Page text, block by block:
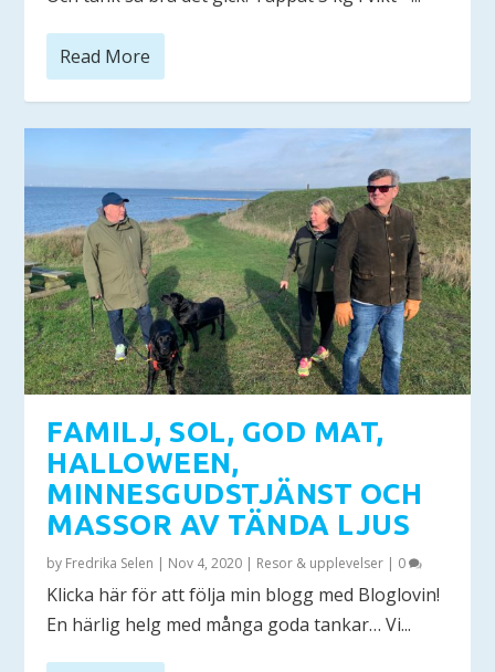
Read More
FAMILJ, SOL, GOD MAT,
HALLOWEEN,
MINNESGUDSTJÄNST OCH
MASSOR AV TÄNDA LJUS
by Fredrika Selen | Nov 4, 2020 | Resor & upplevelser | 0
Klicka här för att följa min blogg med Bloglovin!
En härlig helg med många goda tankar… Vi...